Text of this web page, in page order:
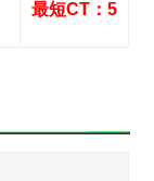
最短CT：5